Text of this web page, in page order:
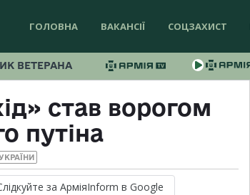
ГОЛОВНА ВАКАНСІЇ СОЦЗАХИСТ
ВЕТЕРАНА
став ворогом
путіна
за АрміяInform в Google